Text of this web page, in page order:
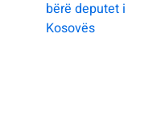
bërë deputet i
Kosovës